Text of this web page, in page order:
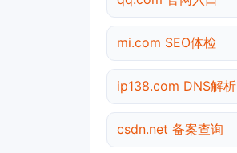
mi.com SEO体检
ip138.com DNS解析
csdn.net 备案查询